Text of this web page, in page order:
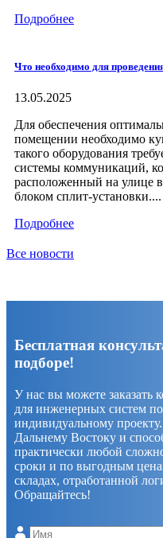
Подробнее
Что необходимо для
13.05.2025
Для обеспечения
помещении необходимо
такого оборудования
системы коммуникаций,
расположенный на улице
блоком сплит-установки....
Подробнее
Все новости
Бесплатная
подборе!
У нас вы можете заказать
для инженерных систем
индивидуальному
Дальнему Востоку и
практически любой
сроки и по выгодным
складах, отработанной
Обращайтесь!